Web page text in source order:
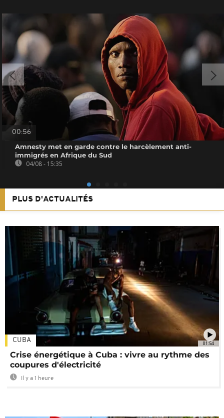
00:56
Amnesty met en garde contre le harcèlement anti-
immigrés en Afrique du Sud
04/08 - 15:35
PLUS D'ACTUALITÉS
01:54
CUBA
Crise énergétique à Cuba : vivre au rythme des
coupures d'électricité
Il y a 1 heure